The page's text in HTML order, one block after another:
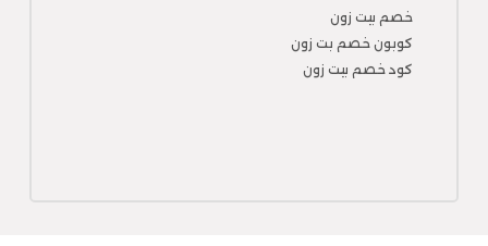
خصم بيت زون
كوبون خصم بت زون
كود خصم بيت زون